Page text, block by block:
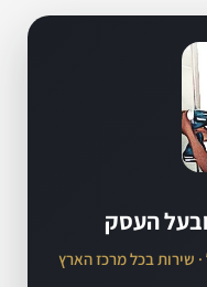
העסק
שירות בכל מרכז הארץ